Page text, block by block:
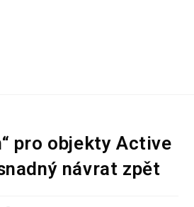
pro objekty Active
návrat zpět